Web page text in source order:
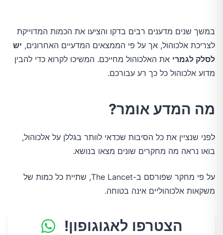
במשך שנים מדענים רבים בדקו והציעו את הכמות המדוייקת
לצריכת אלכוהול, אך על פי הממצאים המדעיים האחרונים, יש
לסלק לגמרי את האלכוהול מחייכם. המשיכו לקרוא כדי להבין
מדוע אלכוהול כל כך רע עבורכם.
מה המדע אומר?
לפני שנציין את כל הסיבות שכדאי לוותר בגללן על אלכוהול,
בואו נראה מה מחקרים שונים מצאו בנושא.
על פי מחקר שפורסם ב-The Lancet, שתיית כל כמות של
משקאות אלכוהוליים אינה בטוחה.
הצטרפו לאגוגופון!